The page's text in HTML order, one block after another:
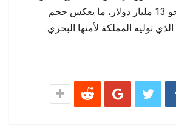
لسنة 2025 بلغت نحو 13 مليار دولار، ما يعكس حجم
توليه المملكة لأمنها البحري.